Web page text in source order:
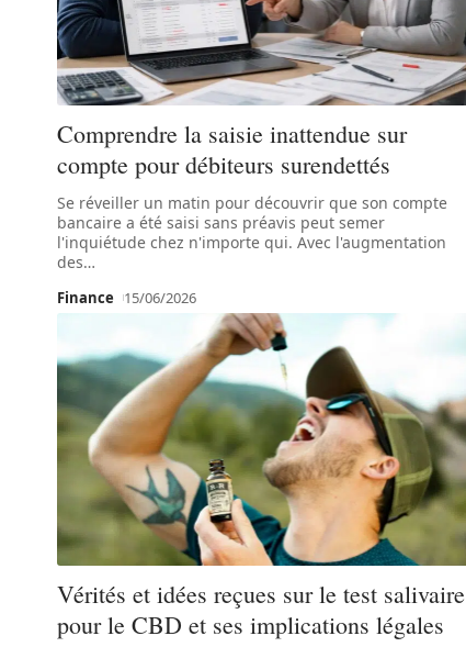
Comprendre la saisie inattendue sur
compte pour débiteurs surendettés
Se réveiller un matin pour découvrir que son compte
bancaire a été saisi sans préavis peut semer
l'inquiétude chez n'importe qui. Avec l'augmentation
des…
Finance 15/06/2026
Vérités et idées reçues sur le test salivaire
pour le CBD et ses implications légales